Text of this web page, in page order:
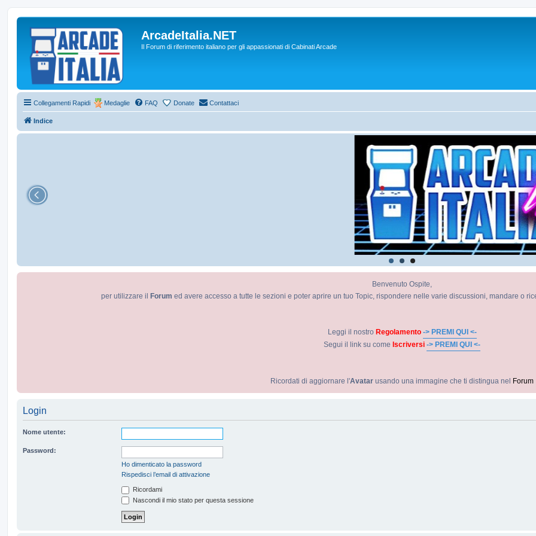
ArcadeItalia.NET
Il Forum di riferimento italiano per gli appassionati di Cabinati Arcade
Collegamenti Rapidi Medaglie FAQ Donate Contattaci
Indice
Benvenuto Ospite,
per utilizzare il
Forum ed avere accesso a tutte le sezioni e poter aprire un tuo Topic, rispondere nelle varie discussioni, mandare o
Leggi il nostro Regolamento -> PREMI QUI <-
Segui il link su come Iscriversi -> PREMI QUI <-
Ricordati di aggiornare l'Avatar usando una immagine che ti distingua nel Forum
Login
Nome utente:
Password:
Ho dimenticato la password
Rispedisci l’email di attivazione
Ricordami
Nascondi il mio stato per questa sessione